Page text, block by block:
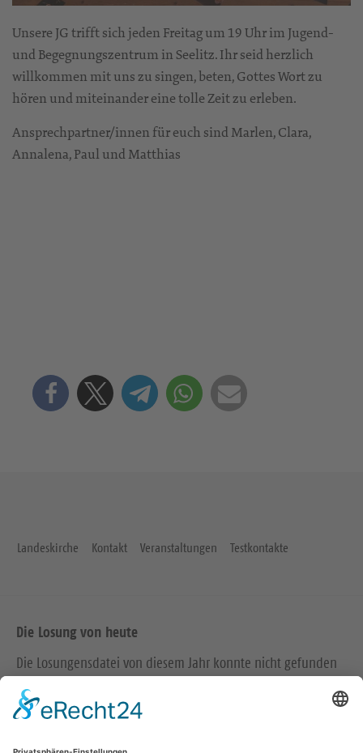
Unsere JG trifft sich jeden Freitag um 19 Uhr im Jugend-
und Begegnungszentrum in Seelitz. Ihr seid herzlich
willkommen mit uns zu singen, beten, Gottes Wort zu
hören und miteinander eine tolle Zeit zu erleben.
Ansprechpartner/innen für euch sind Marlen, Clara,
Annalena, Paul und Matthias
Landeskirche Kontakt Veranstaltungen Testkontakte
Die Losung von heute
Die Losungensdatei von diesem Jahr konnte nicht gefunden
werden. Wie das Problem gelöst werden kann, können Sie
hiernachlesen.